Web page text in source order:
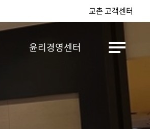
교촌 고객센터
윤리경영센터